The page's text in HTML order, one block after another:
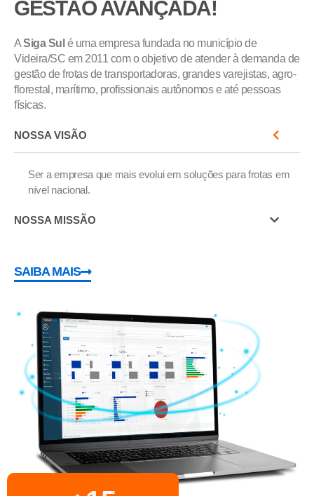
GESTÃO AVANÇADA!
ASiga Sul é uma empresa fundada no município de
Videira/SC em 2011 com o objetivo de atender à demanda de
gestão de frotas de transportadoras, grandes varejistas, agro-
florestal, marítimo, profissionais autônomos e até pessoas
físicas.
NOSSA VISÃO
Ser a empresa que mais evolui em soluções para frotas em
nível nacional.
NOSSA MISSÃO
SAIBA MAIS